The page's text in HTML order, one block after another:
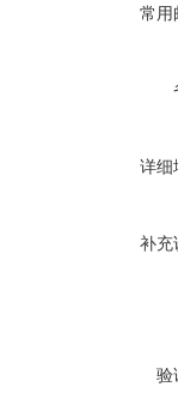
常用
详细
补充
验